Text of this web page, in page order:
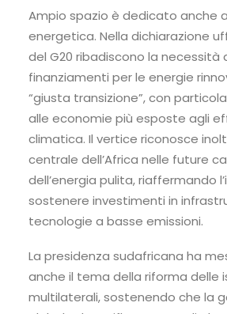
Ampio spazio è dedicato anche
energetica. Nella dichiarazione
del G20 ribadiscono la necessità
finanziamenti per le energie
“giusta transizione”, con
alle economie più esposte agli
climatica. Il vertice riconosce
centrale dell’Africa nelle future
dell’energia pulita, riaffermando
sostenere investimenti in
tecnologie a basse emissioni.
La presidenza sudafricana ha
anche il tema della riforma delle
multilaterali, sostenendo che la